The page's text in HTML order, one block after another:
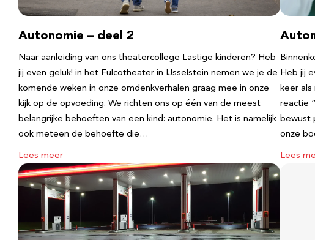
Autonomie – deel 2
Naar aanleiding van ons theatercollege Lastige kinderen? Heb
jij even geluk! in het Fulcotheater in IJsselstein nemen we je de
komende weken in onze omdenkverhalen graag mee in onze
kijk op de opvoeding. We richten ons op één van de meest
belangrijke behoeften van een kind: autonomie. Het is namelijk
ook meteen de behoefte die…
Lees meer
Heb jij
keer als
reactie
bewust
onze
Lees